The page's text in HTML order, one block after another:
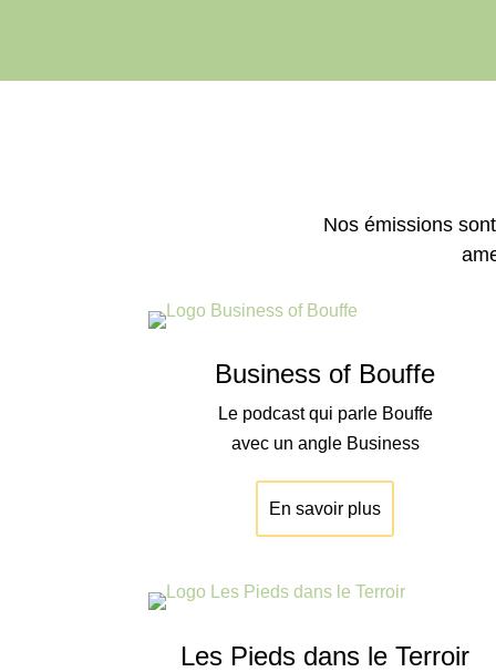
Nos émissions
Business of Bouffe
Le podcast qui parle Bouffe
avec un angle Business
En savoir plus
Les Pieds dans le Terroir